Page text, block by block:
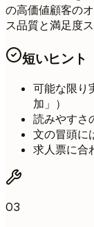
の高価値顧客の
ス品質と満足度
短いヒント
可能な限り
加」）
読みやすさ
文の冒頭に
求人票に合
03